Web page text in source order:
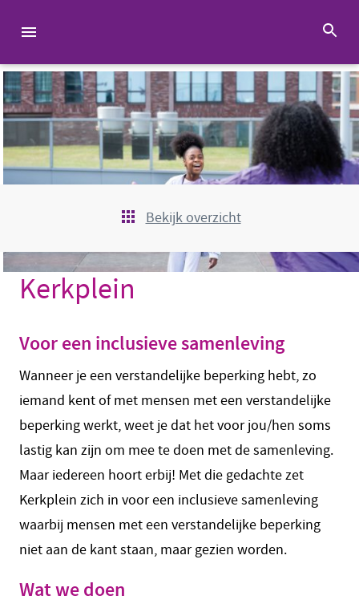
Bekijk overzicht
Kerkplein
Voor een inclusieve samenleving
Wanneer je een verstandelijke beperking hebt, zo
iemand kent of met mensen met een verstandelijke
beperking werkt, weet je dat het voor jou/hen soms
lastig kan zijn om mee te doen met de samenleving.
Maar iedereen hoort erbij! Met die gedachte zet
Kerkplein zich in voor een inclusieve samenleving
waarbij mensen met een verstandelijke beperking
niet aan de kant staan, maar gezien worden.
Wat we doen